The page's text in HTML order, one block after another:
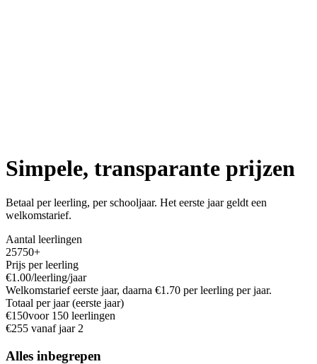
Simpele, transparante prijzen
Betaal per leerling, per schooljaar. Het eerste jaar geldt een
welkomstarief.
Aantal leerlingen
25750+
Prijs per leerling
€1.00/leerling/jaar
Welkomstarief eerste jaar, daarna €1.70 per leerling per jaar.
Totaal per jaar (eerste jaar)
€150voor 150 leerlingen
€255 vanaf jaar 2
Alles inbegrepen